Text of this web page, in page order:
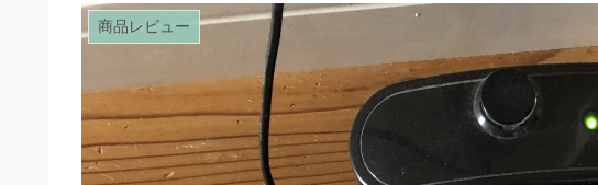
商品レビュー